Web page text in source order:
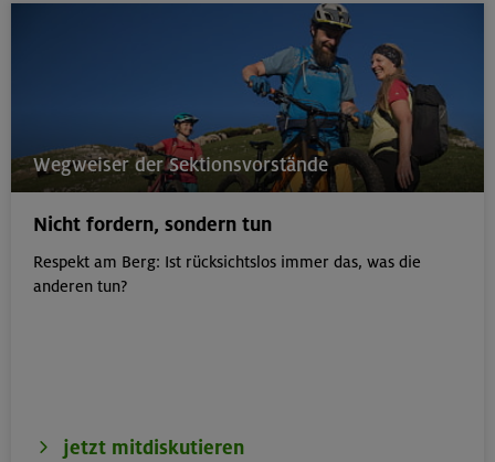
Kombikurs: Grund- und Aufbaukurs Klettern indoor (3
21.08.26
Klettertreff indoor
Wegweiser der Sektionsvorstände
Nicht fordern, sondern tun
Respekt am Berg: Ist rücksichtslos immer das, was die
anderen tun?
jetzt mitdiskutieren